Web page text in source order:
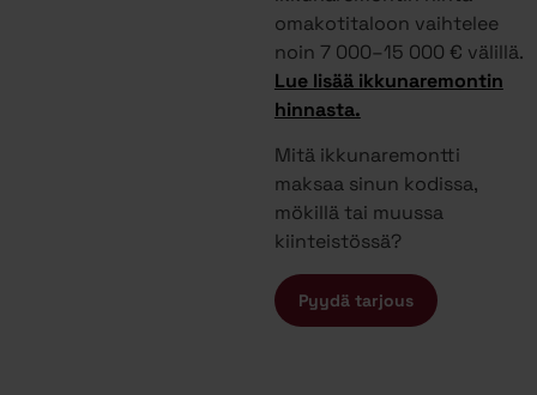
omakotitaloon vaihtelee
noin 7 000–15 000 € välillä.
Lue lisää ikkunaremontin
hinnasta.
Mitä ikkunaremontti
maksaa sinun kodissa,
mökillä tai muussa
kiinteistössä?
Pyydä tarjous